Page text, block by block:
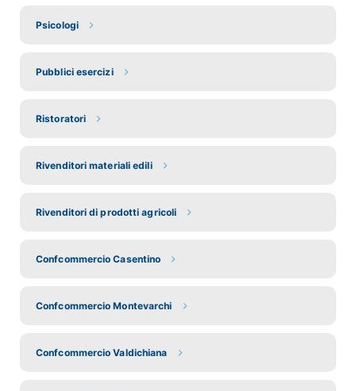
Psicologi
Pubblici esercizi
Ristoratori
Rivenditori materiali edili
Rivenditori di prodotti agricoli
Confcommercio Casentino
Confcommercio Montevarchi
Confcommercio Valdichiana